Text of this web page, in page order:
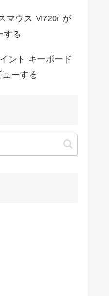
マウス M720r が
する
ント キーボード
ーする